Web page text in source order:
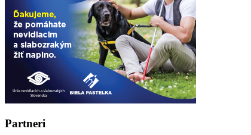
Partneri